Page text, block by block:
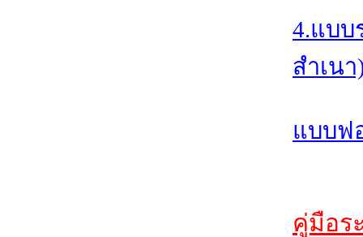
4.แบบ
สำเนา
แบบฟ
คู่มือร